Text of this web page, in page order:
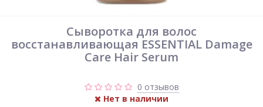
Сыворотка для волос
восстанавливающая ESSENTIAL Damage
Care Hair Serum
0 отзывов
Нет в наличии